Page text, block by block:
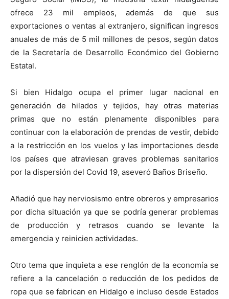
ofrece 23 mil empleos, además de que sus
exportaciones o ventas al extranjero, significan ingresos
anuales de más de 5 mil millones de pesos, según datos
de la Secretaría de Desarrollo Económico del Gobierno
Estatal.
Si bien Hidalgo ocupa el primer lugar nacional en
generación de hilados y tejidos, hay otras materias
primas que no están plenamente disponibles para
continuar con la elaboración de prendas de vestir, debido
a la restricción en los vuelos y las importaciones desde
los países que atraviesan graves problemas sanitarios
por la dispersión del Covid 19, aseveró Baños Briseño.
Añadió que hay nerviosismo entre obreros y empresarios
por dicha situación ya que se podría generar problemas
de producción y retrasos cuando se levante la
emergencia y reinicien actividades.
Otro tema que inquieta a ese renglón de la economía se
refiere a la cancelación o reducción de los pedidos de
ropa que se fabrican en Hidalgo e incluso desde Estados